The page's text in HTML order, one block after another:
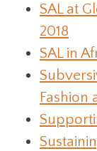
SAL at
2018
SAL in
Fashion